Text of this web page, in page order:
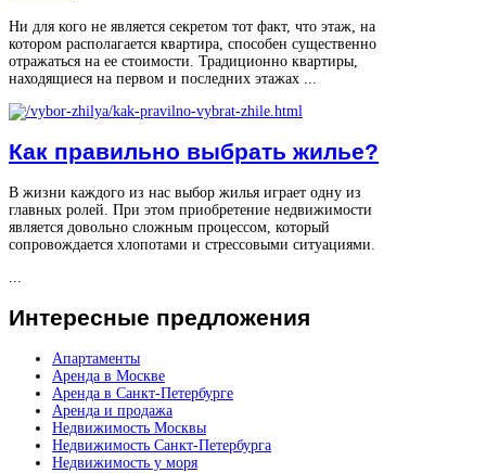
Ни для кого не является секретом тот факт, что этаж, на
котором располагается квартира, способен существенно
отражаться на ее стоимости. Традиционно квартиры,
находящиеся на первом и последних этажах ...
Как правильно выбрать жилье?
В жизни каждого из нас выбор жилья играет одну из
главных ролей. При этом приобретение недвижимости
является довольно сложным процессом, который
сопровождается хлопотами и стрессовыми ситуациями.
Интересные предложения
Апартаменты
Аренда в Москве
Аренда в Санкт-Петербурге
Аренда и продажа
Недвижимость Москвы
Недвижимость Санкт-Петербурга
Недвижимость у моря